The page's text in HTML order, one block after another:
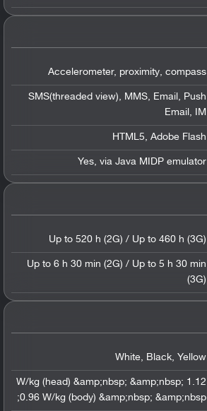
Accelerometer, proximity, compass
SMS(threaded view), MMS, Email, Push
Email, IM
HTML5, Adobe Flash
Yes, via Java MIDP emulator
Up to 520 h (2G) / Up to 460 h (3G)
Up to 6 h 30 min (2G) / Up to 5 h 30 min
(3G)
White, Black, Yellow
1.12 W/kg (head) &amp;nbsp; &amp;nbsp;
0.96 W/kg (body) &amp;nbsp; &amp;nbsp;